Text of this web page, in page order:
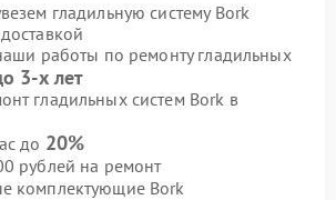
гладильную систему Bork
работы по ремонту гладильных
3-х лет
гладильных систем Bork в
до 20%
рублей на ремонт
комплектующие Bork